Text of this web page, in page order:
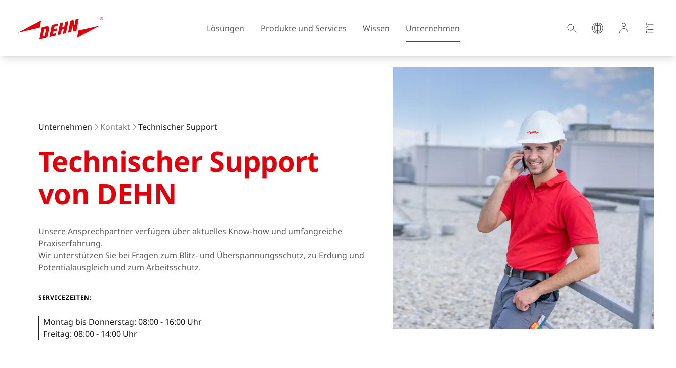
Lösungen Produkte und Services Wissen Unternehmen
Europa
Asien & Ozeanien
Afrika & Mittlerer
Kroatien
Estland
Finnland
Frankreich
Deutschland
Vereinigtes Königreich
Griechenland
Ungarn
Lettland
Nordmazedonien
Niederlande
Norway
Polen
Portugal
Rumänien
Slowenien
Schweden
Schweiz
Ukraine
Unternehmen Kontakt Technischer Support
Technischer Support
von DEHN
Unsere Ansprechpartner verfügen über aktuelles Know-how und umfangreiche
Praxiserfahrung.
Wir unterstützen Sie bei Fragen zum Blitz- und Überspannungsschutz, zu Erdung und
Potentialausgleich und zum Arbeitsschutz.
SERVICEZEITEN:
Montag bis Donnerstag: 08:00 - 16:00 Uhr
Freitag: 08:00 - 14:00 Uhr